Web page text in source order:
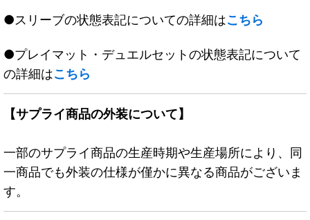
●スリーブの状態表記についての詳細はこちら
●プレイマット・デュエルセットの状態表記について
の詳細はこちら
【サプライ商品の外装について】
一部のサプライ商品の生産時期や生産場所により、同
一商品でも外装の仕様が僅かに異なる商品がございま
す。